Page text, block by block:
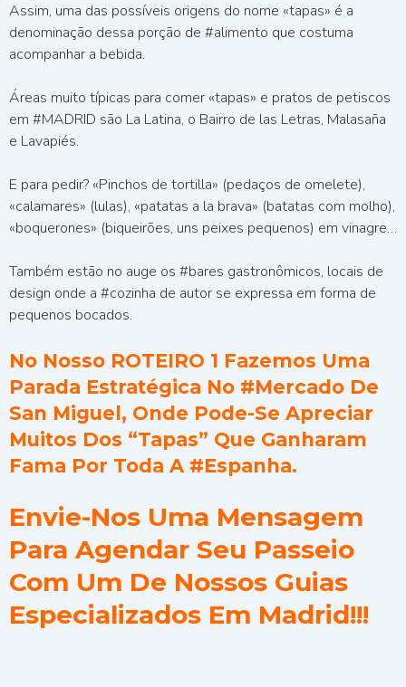
Assim, uma das possíveis origens do nome «tapas» é a
denominação dessa porção de #alimento que costuma
acompanhar a bebida.
Áreas muito típicas para comer «tapas» e pratos de petiscos
em #MADRID são La Latina, o Bairro de las Letras, Malasaña
e Lavapiés.
E para pedir? «Pinchos de tortilla» (pedaços de omelete),
«calamares» (lulas), «patatas a la brava» (batatas com molho),
«boquerones» (biqueirões, uns peixes pequenos) em vinagre…
Também estão no auge os #bares gastronômicos, locais de
design onde a #cozinha de autor se expressa em forma de
pequenos bocados.
No Nosso ROTEIRO 1 Fazemos Uma
Parada Estratégica No #Mercado De
San Miguel, Onde Pode-Se Apreciar
Muitos Dos “tapas” Que Ganharam
Fama Por Toda A #Espanha.
Envie-Nos Uma Mensagem
Para Agendar Seu Passeio
Com Um De Nossos Guias
Especializados Em Madrid!!!